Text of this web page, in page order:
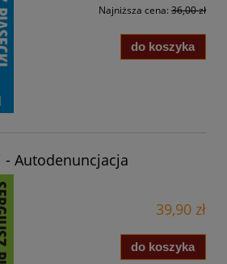
Najniższa cena: 36,00 zł
do koszyka
- Autodenuncjacja
39,90 zł
do koszyka